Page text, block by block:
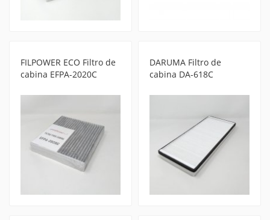
FILPOWER ECO Filtro de
cabina EFPA-2020C
DARUMA Filtro de
cabina DA-618C